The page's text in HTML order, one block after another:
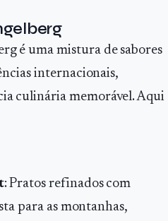
é uma mistura de sabores
internacionais,
culinária memorável. Aqui
: Pratos refinados com
para as montanhas,